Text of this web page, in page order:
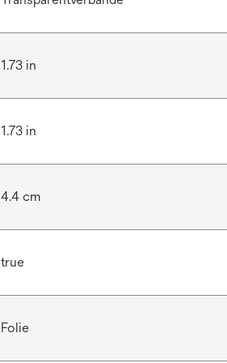
1.73 in
1.73 in
4.4 cm
true
Folie